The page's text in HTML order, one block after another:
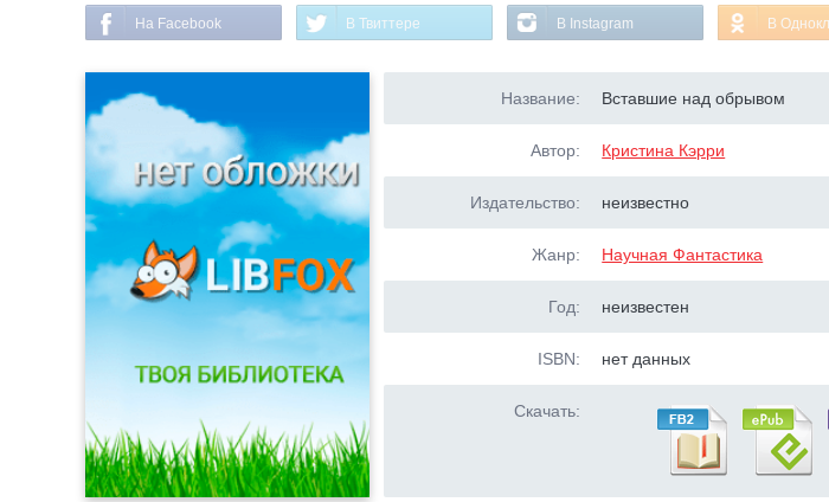
На Facebook В Твиттере В Instagram В
Название: Вставшие над обрывом
Автор: Кристина Кэрри
Издательство: неизвестно
Жанр: Научная Фантастика
Год: неизвестен
ISBN: нет данных
Скачать: